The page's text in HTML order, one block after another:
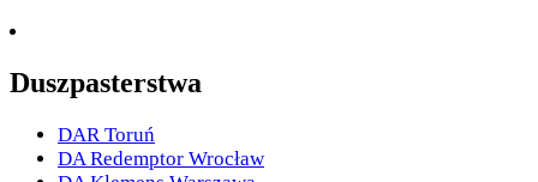
Duszpasterstwa
DAR Toruń
DA Redemptor Wrocław